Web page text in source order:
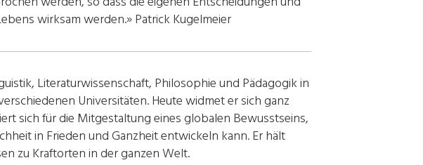
wirksam werden.» Patrick Kugelmeier
Literaturwissenschaft, Philosophie und Pädagogik in
Universitäten. Heute widmet er sich ganz
sich für die Mitgestaltung eines globalen Bewusstseins,
in Frieden und Ganzheit entwickeln kann. Er hält
zu Kraftorten in der ganzen Welt.